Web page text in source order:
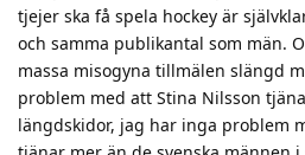
tjejer ska få spela hockey är
och samma publikantal som män.
massa misogyna tillmälen slängd
problem med att Stina Nilsson
längdskidor, jag har inga problem